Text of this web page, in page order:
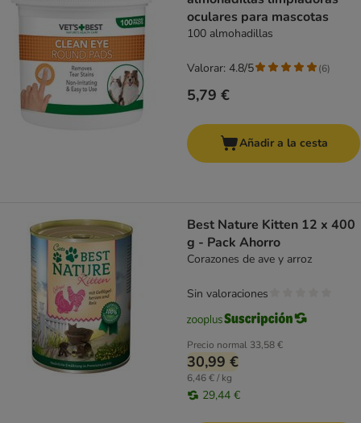
oculares para mascotas
100 almohadillas
5,79 €
Valorar: 4.8/5 (6)
Añadir a la cesta
Best Nature Kitten 12 x 400
g - Pack Ahorro
Corazones de ave y arroz
Precio normal 33,58 €
30,99 €
6,46 € / kg
29,44 €
Sin valoraciones